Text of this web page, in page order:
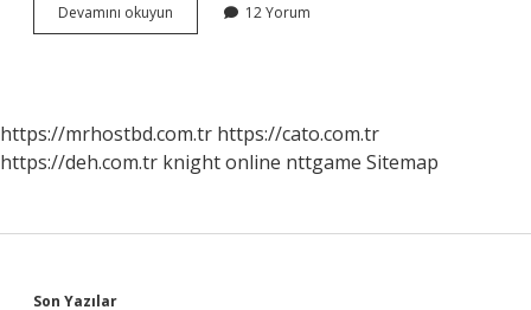
Devamını okuyun Bebeklerde
Aşı
12 Yorum
https://mrhostbd.com.tr https://cato.com.tr
https://deh.com.tr knight online nttgame Sitemap
Son Yazılar